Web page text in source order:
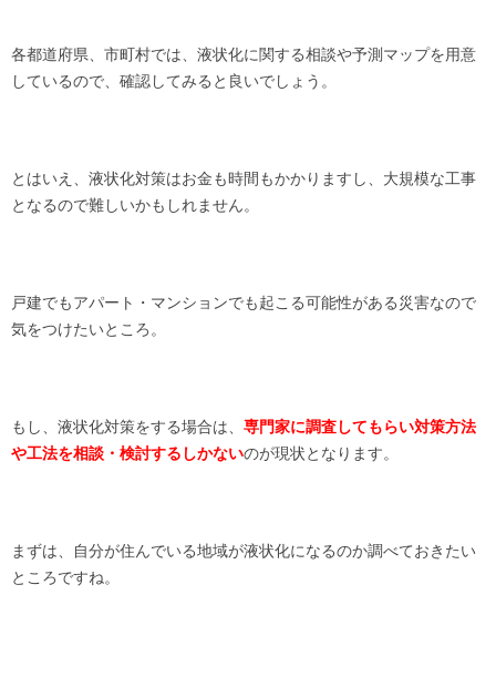
各都道府県、市町村では、液状化に関する相談や予測マップを用意
しているので、確認してみると良いでしょう。
とはいえ、液状化対策はお金も時間もかかりますし、大規模な工事
となるので難しいかもしれません。
戸建でもアパート・マンションでも起こる可能性がある災害なので
気をつけたいところ。
もし、液状化対策をする場合は、 専門家に調査してもらい対策方法
や工法を相談・検討するしかないのが現状となります。
まずは、自分が住んでいる地域が液状化になるのか調べておきたい
ところですね。